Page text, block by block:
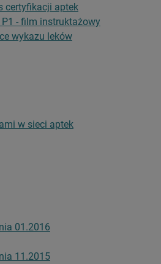
certyfikacji aptek
- film instruktażowy
wykazu leków
w sieci aptek
01.2016
11.2015